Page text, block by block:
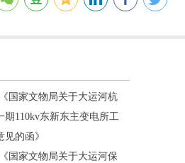
国家文物局关于大运河杭
期110kv东新东主变电所工
的函》
国家文物局关于大运河保